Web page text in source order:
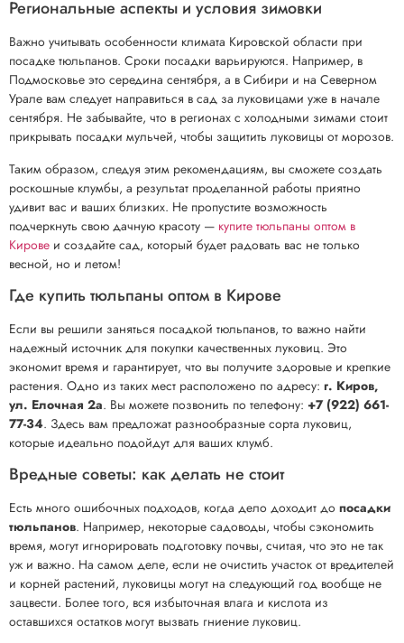
Региональные аспекты и условия зимовки
Важно учитывать особенности климата Kировской области при
посадке тюльпанов. Сроки посадки варьируются. Например, в
Подмосковье это середина сентября, а в Сибири и на Северном
Урале вам следует направиться в сад за луковицами уже в начале
сентября. Не забывайте, что в регионах с холодными зимами стоит
прикрывать посадки мульчей, чтобы защитить луковицы от морозов.
Таким образом, следуя этим рекомендациям, вы сможете создать
роскошные клумбы, а результат проделанной работы приятно
удивит вас и ваших близких. Не пропустите возможность
подчеркнуть свою дачную красоту — купите тюльпаны оптом в
Кирове и создайте сад, который будет радовать вас не только
весной, но и летом!
Где купить тюльпаны оптом в Кирове
Если вы решили заняться посадкой тюльпанов, то важно найти
надежный источник для покупки качественных луковиц. Это
экономит время и гарантирует, что вы получите здоровые и крепкие
растения. Одно из таких мест расположено по адресу: г. Киров,
ул. Елочная 2а. Вы можете позвонить по телефону: +7 (922) 661-
77-34. Здесь вам предложат разнообразные сорта луковиц,
которые идеально подойдут для ваших клумб.
Вредные советы: как делать не стоит
Есть много ошибочных подходов, когда дело доходит до посадки
тюльпанов. Например, некоторые садоводы, чтобы сэкономить
время, могут игнорировать подготовку почвы, считая, что это не так
уж и важно. На самом деле, если не очистить участок от вредителей
и корней растений, луковицы могут на следующий год вообще не
зацвести. Более того, вся избыточная влага и кислота из
оставшихся остатков могут вызвать гниение луковиц.